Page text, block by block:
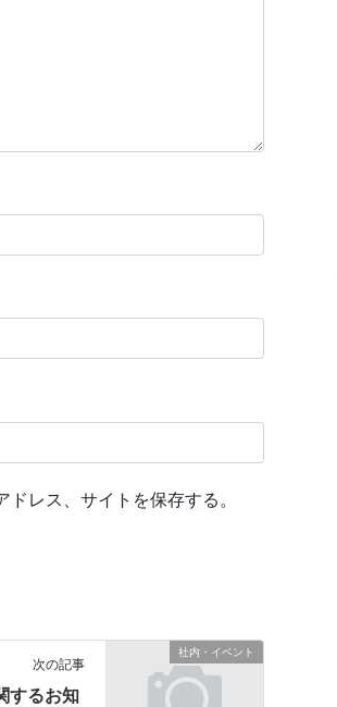
レス、サイトを保存する。
社内・イベント
次の記事
するお知